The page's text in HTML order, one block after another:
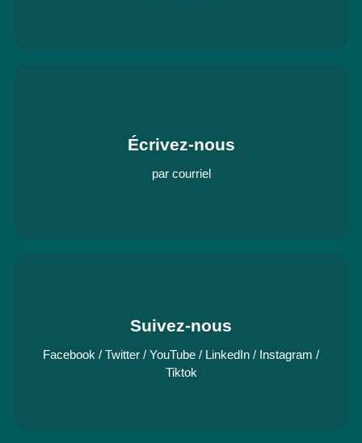
Écrivez-nous
par courriel
Suivez-nous
Facebook / Twitter / YouTube / LinkedIn / Instagram /
Tiktok